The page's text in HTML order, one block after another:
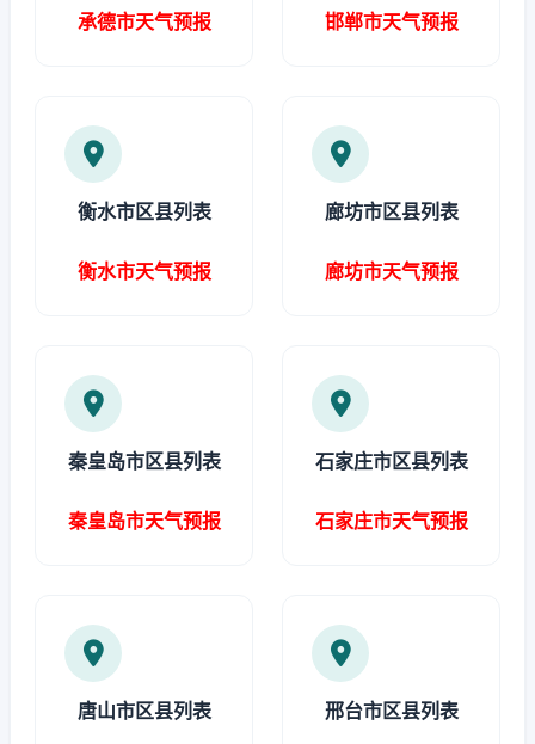
承德市天气预报 邯郸市天气预报
衡水市区县列表
衡水市天气预报
廊坊市区县列表
廊坊市天气预报
秦皇岛市区县列表
秦皇岛市天气预报
石家庄市区县列表
石家庄市天气预报
唐山市区县列表 邢台市区县列表